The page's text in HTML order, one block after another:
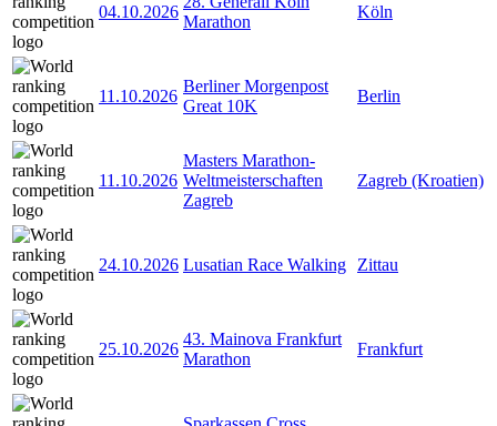
04.10.2026
Marathon
Köln
11.10.2026
Berliner Morgenpost
Great 10K
Berlin
11.10.2026
Masters Marathon-
Weltmeisterschaften
Zagreb
Zagreb (Kroatien)
24.10.2026 Lusatian Race Walking Zittau
25.10.2026
43. Mainova Frankfurt
Marathon
Frankfurt